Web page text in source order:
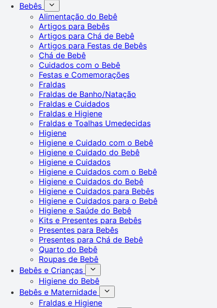
Bebês
Alimentação do Bebê
Artigos para Bebês
Artigos para Chá de Bebê
Artigos para Festas de Bebês
Chá de Bebê
Cuidados com o Bebê
Festas e Comemorações
Fraldas
Fraldas de Banho/Natação
Fraldas e Cuidados
Fraldas e Higiene
Fraldas e Toalhas Umedecidas
Higiene
Higiene e Cuidado com o Bebê
Higiene e Cuidado do Bebê
Higiene e Cuidados
Higiene e Cuidados com o Bebê
Higiene e Cuidados do Bebê
Higiene e Cuidados para Bebês
Higiene e Cuidados para o Bebê
Higiene e Saúde do Bebê
Kits e Presentes para Bebês
Presentes para Bebês
Presentes para Chá de Bebê
Quarto do Bebê
Roupas de Bebê
Bebês e Crianças
Higiene do Bebê
Bebês e Maternidade
Fraldas e Higiene